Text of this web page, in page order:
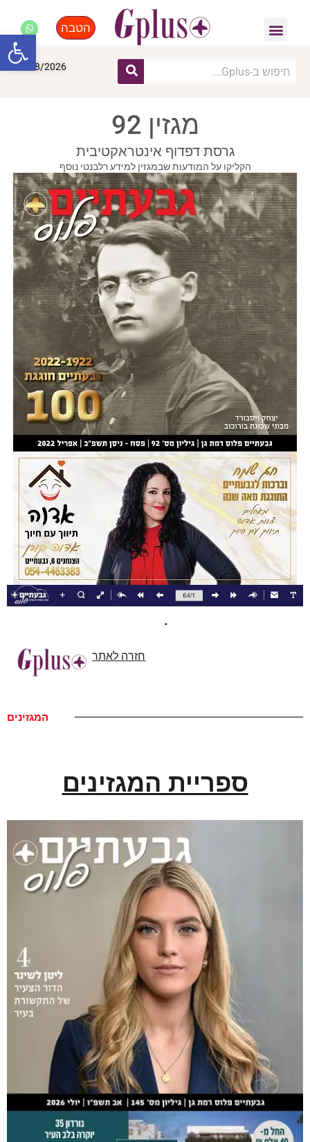
הטבה
06/08/2026
מגזין 92
גרסת דפדוף אינטראקטיבית
הקליקו על המודעות שבמגזין למידע רלבנטי נוסף
חזרה לאתר
המגזינים
ספריית המגזינים
פתח